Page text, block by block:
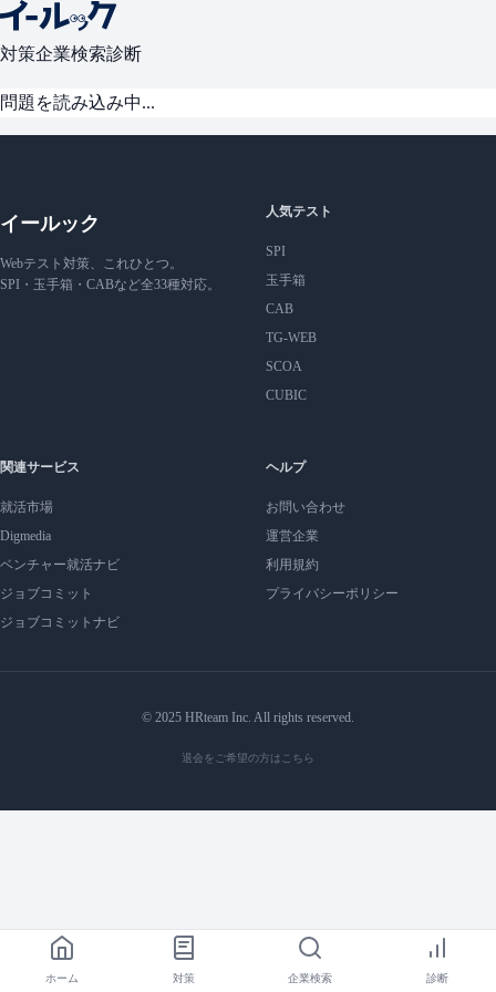
対策企業検索診断
問題を読み込み中...
イールック
Webテスト対策、これひとつ。
SPI・玉手箱・CABなど全33種対応。
人気テスト
SPI
玉手箱
CAB
TG-WEB
SCOA
CUBIC
関連サービス
就活市場
Digmedia
ベンチャー就活ナビ
ジョブコミット
ジョブコミットナビ
ヘルプ
お問い合わせ
運営企業
利用規約
プライバシーポリシー
© 2025 HRteam Inc. All rights reserved.
退会をご希望の方はこちら
ホーム 対策 企業検索 診断